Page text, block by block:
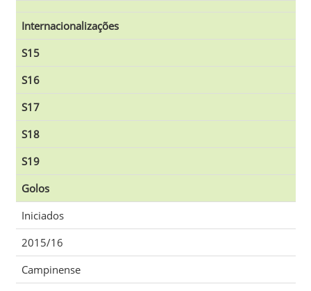
Internacionalizações
S15
S16
S17
S18
S19
Golos
Iniciados
2015/16
Campinense